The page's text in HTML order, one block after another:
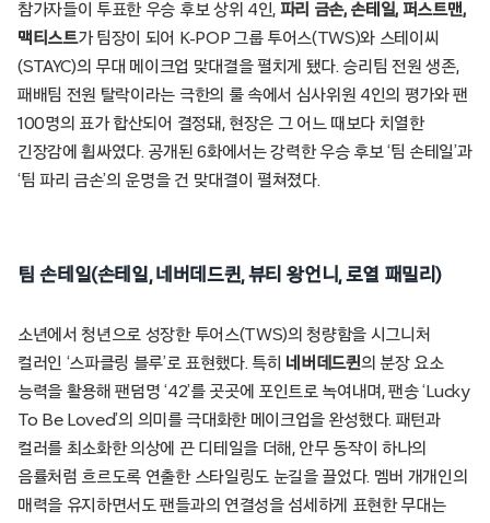
참가자들이 투표한 우승 후보 상위 4인, 파리 금손, 손테일, 퍼스트맨,
맥티스트가 팀장이 되어 K-POP 그룹 투어스(TWS)와 스테이씨
(STAYC)의 무대 메이크업 맞대결을 펼치게 됐다. 승리팀 전원 생존,
패배팀 전원 탈락이라는 극한의 룰 속에서 심사위원 4인의 평가와 팬
100명의 표가 합산되어 결정돼, 현장은 그 어느 때보다 치열한
긴장감에 휩싸였다. 공개된 6화에서는 강력한 우승 후보 ‘팀 손테일’과
‘팀 파리 금손’의 운명을 건 맞대결이 펼쳐졌다.
팀 손테일(손테일, 네버데드퀸, 뷰티 왕언니, 로열 패밀리)
소년에서 청년으로 성장한 투어스(TWS)의 청량함을 시그니처
컬러인 ‘스파클링 블루’로 표현했다. 특히 네버데드퀸의 분장 요소
능력을 활용해 팬덤명 ‘42’를 곳곳에 포인트로 녹여내며, 팬송 ‘Lucky
To Be Loved’의 의미를 극대화한 메이크업을 완성했다. 패턴과
컬러를 최소화한 의상에 끈 디테일을 더해, 안무 동작이 하나의
음률처럼 흐르도록 연출한 스타일링도 눈길을 끌었다. 멤버 개개인의
매력을 유지하면서도 팬들과의 연결성을 섬세하게 표현한 무대는